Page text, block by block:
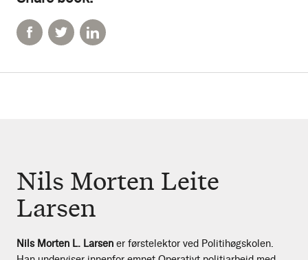
Nils Morten Leite
Larsen
Nils Morten L. Larsen er førstelektor ved Politihøgskolen.